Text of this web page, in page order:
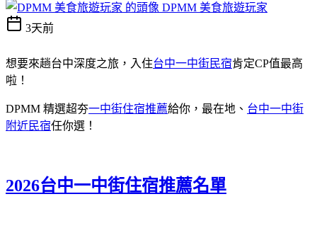
DPMM 美食旅遊玩家
3天前
想要來趟台中深度之旅，入住台中一中街民宿肯定CP值最高
啦！
DPMM 精選超夯一中街住宿推薦給你，最在地、 台中一中街
附近民宿任你選！
2026台中一中街住宿推薦名單